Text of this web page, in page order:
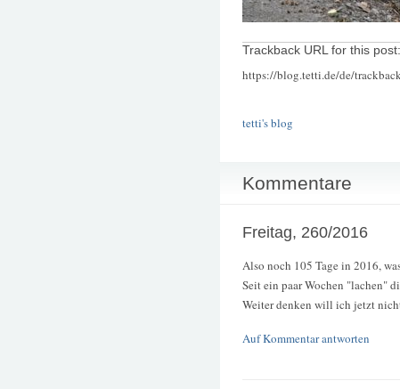
Trackback URL for this post:
https://blog.tetti.de/de/
tetti's blog
Kommentare
Freitag, 260/2016
Also noch 105 Tage in 2016,
Seit ein paar Wochen "lachen"
Weiter denken will ich jetzt
Auf Kommentar antworten